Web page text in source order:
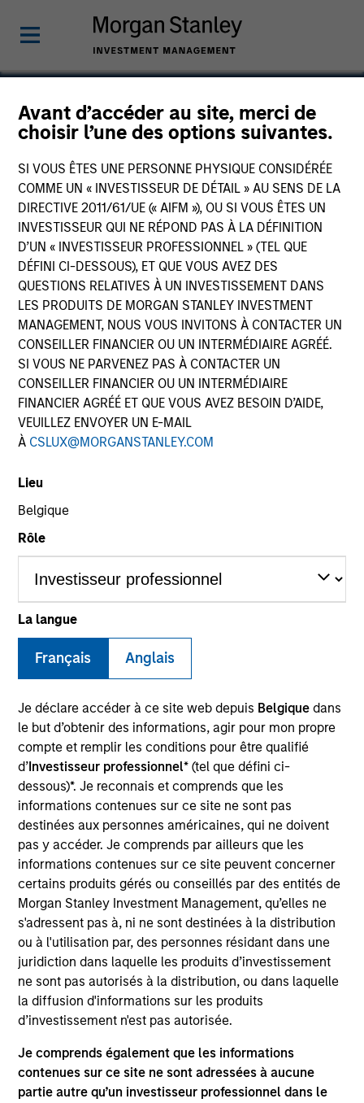
Avant d’accéder au site, merci de
choisir l’une des options suivantes.
SI VOUS ÊTES UNE PERSONNE PHYSIQUE CONSIDÉRÉE
COMME UN « INVESTISSEUR DE DÉTAIL » AU SENS DE LA
DIRECTIVE 2011/61/UE (« AIFM »), OU SI VOUS ÊTES UN
INVESTISSEUR QUI NE RÉPOND PAS À LA DÉFINITION
D’UN « INVESTISSEUR PROFESSIONNEL » (TEL QUE
DÉFINI CI-DESSOUS), ET QUE VOUS AVEZ DES
QUESTIONS RELATIVES À UN INVESTISSEMENT DANS
LES PRODUITS DE MORGAN STANLEY INVESTMENT
MANAGEMENT, NOUS VOUS INVITONS À CONTACTER UN
CONSEILLER FINANCIER OU UN INTERMÉDIAIRE AGRÉÉ.
SI VOUS NE PARVENEZ PAS À CONTACTER UN
CONSEILLER FINANCIER OU UN INTERMÉDIAIRE
FINANCIER AGRÉÉ ET QUE VOUS AVEZ BESOIN D’AIDE,
VEUILLEZ ENVOYER UN E-MAIL
À CSLUX@MORGANSTANLEY.COM
Lieu
Belgique
Rôle
La langue
Français Anglais
Je déclare accéder à ce site web depuis Belgique dans
le but d’obtenir des informations, agir pour mon propre
compte et remplir les conditions pour être qualifié
d’Investisseur professionnel* (tel que défini ci-
dessous)*. Je reconnais et comprends que les
informations contenues sur ce site ne sont pas
destinées aux personnes américaines, qui ne doivent
pas y accéder. Je comprends par ailleurs que les
informations contenues sur ce site peuvent concerner
certains produits gérés ou conseillés par des entités de
Morgan Stanley Investment Management, qu’elles ne
s'adressent pas à, ni ne sont destinées à la distribution
ou à l'utilisation par, des personnes résidant dans une
juridiction dans laquelle les produits d’investissement
ne sont pas autorisés à la distribution, ou dans laquelle
la diffusion d'informations sur les produits
d’investissement n'est pas autorisée.
Je comprends également que les informations
contenues sur ce site ne sont adressées à aucune
partie autre qu’un investisseur professionnel dans le
Maiva Pharma
SECTOR
Pharmaceuticals
COUNTRY
India
Invested on
Apr 2024
Transaction Type
Joint Control
Maiva is India’s #2 largest pure-play injectables
CDMO. It provides provides the full lifecycle of
product development and manufacturing services to
pharma marketers in regulated markets. It operates
a USFDA approved plant with strong R&D
capabilities and successful regulatory track record.
It has a vast basket of approved products across
therapy segments and covered in US shortage list
View Site
Investment Team
Morgan Stanley Private Equity Asia